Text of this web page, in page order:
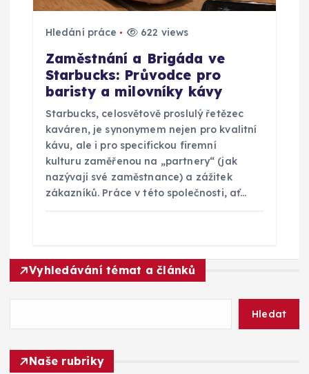
Hledání práce 622 views
Zaměstnání a Brigáda ve
Starbucks: Průvodce pro
baristy a milovníky kávy
Starbucks, celosvětově proslulý řetězec
kaváren, je synonymem nejen pro kvalitní
kávu, ale i pro specifickou firemní
kulturu zaměřenou na „partnery“ (jak
nazývají své zaměstnance) a zážitek
zákazníků. Práce v této společnosti, ať…
Vyhledávání témat a článků
Hledat
Naše rubriky